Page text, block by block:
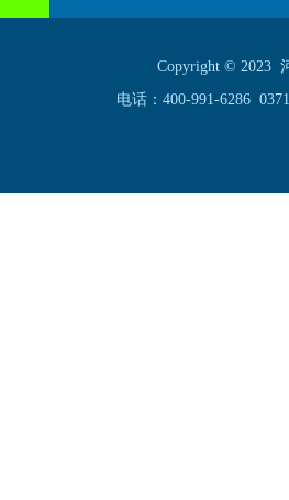
Copyright © 2023
电话：400-991-6286